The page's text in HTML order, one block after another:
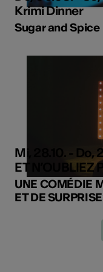
Krimi Dinner
Sugar and Spice
Mi, 28.10. - Do,
ET N’OUBLIEZ
UNE COMÉDIE
ET DE